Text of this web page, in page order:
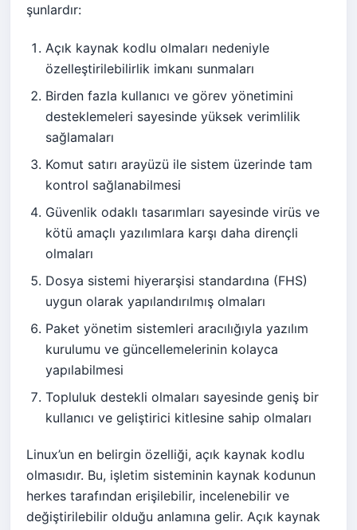
şunlardır:
Açık kaynak kodlu olmaları nedeniyle
özelleştirilebilirlik imkanı sunmaları
Birden fazla kullanıcı ve görev yönetimini
desteklemeleri sayesinde yüksek verimlilik
sağlamaları
Komut satırı arayüzü ile sistem üzerinde tam
kontrol sağlanabilmesi
Güvenlik odaklı tasarımları sayesinde virüs ve
kötü amaçlı yazılımlara karşı daha dirençli
olmaları
Dosya sistemi hiyerarşisi standardına (FHS)
uygun olarak yapılandırılmış olmaları
Paket yönetim sistemleri aracılığıyla yazılım
kurulumu ve güncellemelerinin kolayca
yapılabilmesi
Topluluk destekli olmaları sayesinde geniş bir
kullanıcı ve geliştirici kitlesine sahip olmaları
Linux’un en belirgin özelliği, açık kaynak kodlu
olmasıdır. Bu, işletim sisteminin kaynak kodunun
herkes tarafından erişilebilir, incelenebilir ve
değiştirilebilir olduğu anlamına gelir. Açık kaynak